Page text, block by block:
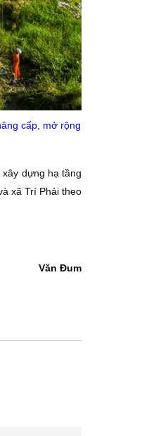
cấp, mở rộng
dựng hạ tầng
xã Trí Phải theo
Văn Ðum